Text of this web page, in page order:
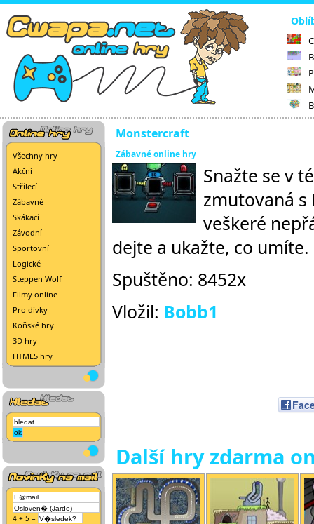
Všechny hry
Akční
Střílecí
Zábavné
Skákací
Závodní
Sportovní
Logické
Steppen Wolf
Filmy online
Pro dívky
Koňské hry
3D hry
HTML5 hry
4 + 5 =
Monstercraft
Zábavné online hry
Snažte se v
zmutovaná s
veškeré
dejte a ukažte, co umíte.
Spuštěno: 8452x
Vložil: Bobb1
Další hry zdarma